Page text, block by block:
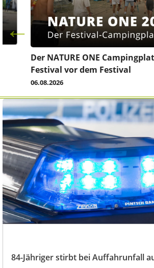
Der NATURE ONE
Festival vor dem Festival
06.08.2026
84-Jähriger stirbt bei Auffahrunfall